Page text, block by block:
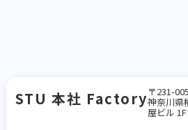
STU 本社 Factory 〒231-
神奈川県
屋ビル 1F